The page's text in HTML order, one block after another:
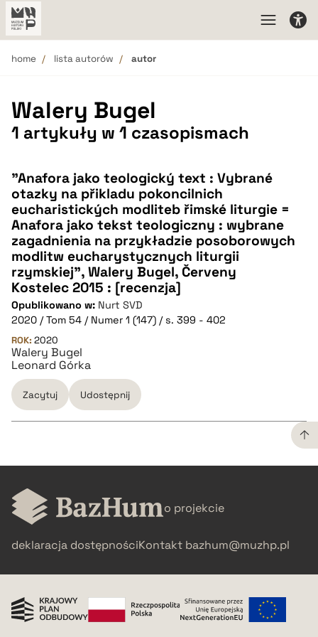
home lista autorów autor
Walery Bugel
1 artykuły w 1 czasopismach
"Anafora jako teologický text : Vybrané
otazky na přikladu pokoncilnich
eucharistických modliteb řimské liturgie =
Anafora jako tekst teologiczny : wybrane
zagadnienia na przykładzie posoborowych
modlitw eucharystycznych liturgii
rzymskiej", Walery Bugel, Červeny
Kostelec 2015 : [recenzja]
Opublikowano w: Nurt SVD
2020 / Tom 54 / Numer 1 (147) / s. 399 - 402
ROK: 2020
Walery Bugel
Leonard Górka
Zacytuj Udostępnij
CZYSTY TEKST
pobierz cytat
BIBTEX
o projekcie
deklaracja dostępnościKontakt bazhum@muzhp.pl